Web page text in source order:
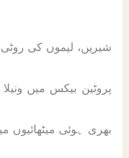
شیریں، لیموں کی
پروٹین بیکس میں
بھری ہوئی میٹھائیوں